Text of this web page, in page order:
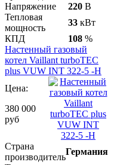
Напряжение
220 В
Тепловая
мощность
33 кВт
КПД
108 %
Настенный газовый
котел Vaillant turboTEC
plus VUW INT 322-5 -H
Цена:
380 000
руб
Страна
производитель
Германия